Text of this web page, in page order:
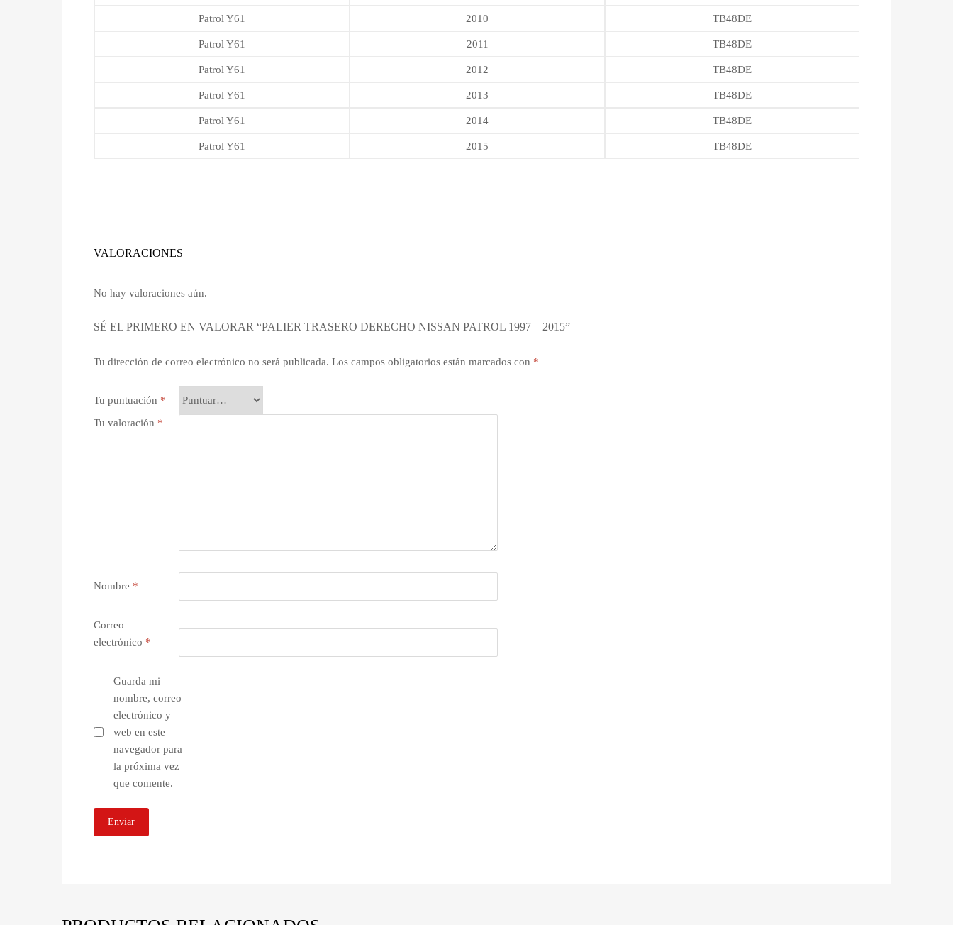
Patrol Y61 2010 TB48DE
Patrol Y61 2011 TB48DE
Patrol Y61 2012 TB48DE
Patrol Y61 2013 TB48DE
Patrol Y61 2014 TB48DE
Patrol Y61 2015 TB48DE
VALORACIONES
No hay valoraciones aún.
SÉ EL PRIMERO EN VALORAR “PALIER TRASERO DERECHO NISSAN PATROL 1997 – 2015”
Tu dirección de correo electrónico no será publicada. Los campos obligatorios están marcados con *
Tu puntuación *
Tu valoración *
Nombre *
Correo
electrónico *
Guarda mi
nombre, correo
electrónico y
web en este
navegador para
la próxima vez
que comente.